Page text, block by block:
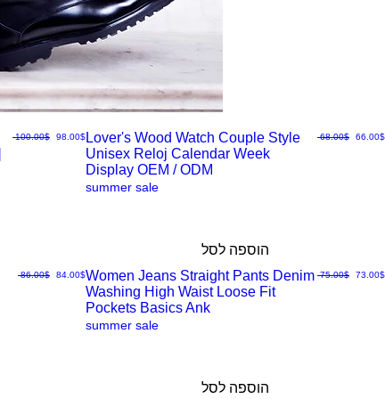
מחיר רגיל‏100.00 ‏$ מחיר מבצע
‏98.00 ‏$
תצוגה
Lover's Wood Watch Couple Style
Unisex Reloj Calendar Week
Display OEM / ODM
מחיר רגיל
‏68.00 ‏$ מבצע ‏66.00 ‏$
summer sale
הוספה לסל
מחיר רגיל
‏86.00 ‏$ מחיר מבצע
‏84.00 ‏$
תצוגה
Women Jeans Straight Pants Denim
Washing High Waist Loose Fit
Pockets Basics Ank
מחיר רגיל
‏75.00 ‏$ מבצע ‏73.00 ‏$
summer sale
הוספה לסל